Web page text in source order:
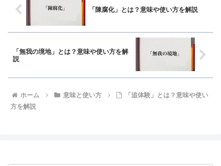
「陳腐化」とは？意味や使い方を解説
「無我の境地」とは？意味や使い方を解
説
ホーム 意味と使い方
「追体験」とは？意味や使い
方を解説